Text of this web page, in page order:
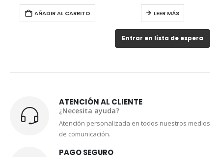
AÑADIR AL CARRITO LEER MÁS
Entrar en lista de espera
ATENCIÓN AL CLIENTE
¿Necesita ayuda?
Atención personalizada en todos nuestros medios
de comunicación.
PAGO SEGURO